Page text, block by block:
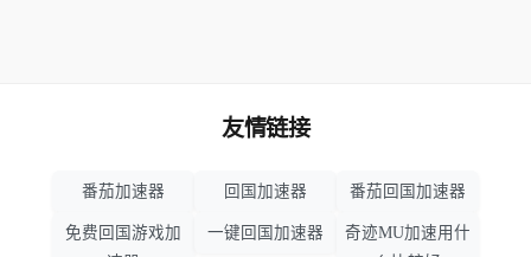
友情链接
番茄加速器 回国加速器 番茄回国加速器
免费回国游戏加
一键回国加速器
奇迹MU加速用什